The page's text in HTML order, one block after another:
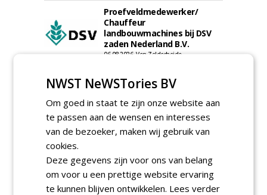
Proefveldmedewerker/
Chauffeur
landbouwmachines bij DSV
zaden Nederland B.V.
06-08-2026, Ven-Zelderheide
DSV zaden Nederland B.V.
Allround
magazijnmedewerker
(fulltime) bij DSV zaden
meer Groene Banen
NWST NeWSTories BV
Om goed in staat te zijn onze website aan
te passen aan de wensen en interesses
van de bezoeker, maken wij gebruik van
cookies.
Deze gegevens zijn voor ons van belang
om voor u een prettige website ervaring
te kunnen blijven ontwikkelen. Lees verder